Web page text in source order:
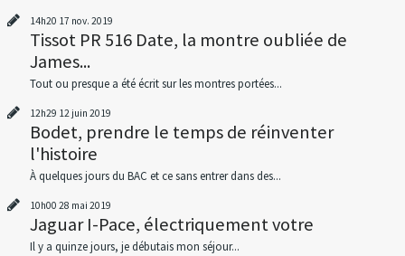
14h20 17 nov. 2019
Tissot PR 516 Date, la montre oubliée de
James...
Tout ou presque a été écrit sur les montres portées...
12h29 12 juin 2019
Bodet, prendre le temps de réinventer
l'histoire
À quelques jours du BAC et ce sans entrer dans des...
10h00 28 mai 2019
Jaguar I-Pace, électriquement votre
Il y a quinze jours, je débutais mon séjour...